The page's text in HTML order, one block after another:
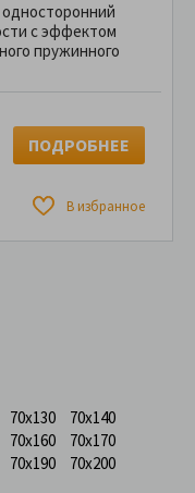
с эффектом
пружинного
В избранное
ПОДРОБНЕЕ
70x130
70x140
70x160
70x170
70x190 70x200